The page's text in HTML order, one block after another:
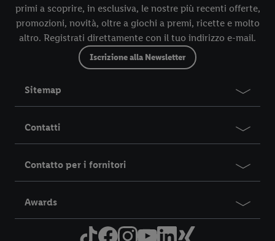
primi a scoprire, in esclusiva, le nostre più recenti offerte,
promozioni, novità, oltre a giochi a premi, ricette e molto
altro. Registrati direttamente con il tuo indirizzo e-mail.
Iscrizione alla Newsletter
Sitemap
Contatti
Contatto per i fornitori
Awards